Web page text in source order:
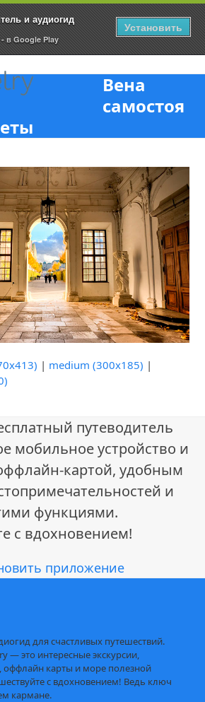
и аудиогид
в Google Play
Установить
Вена
самостоя
| medium (300x185) |
путеводитель
мобильное устройство и
картой, удобным
и
функциями.
с вдохновением!
приложение
для счастливых путешествий.
— это интересные экскурсии,
оффлайн карты и море полезной
с вдохновением! Ведь ключ
кармане.